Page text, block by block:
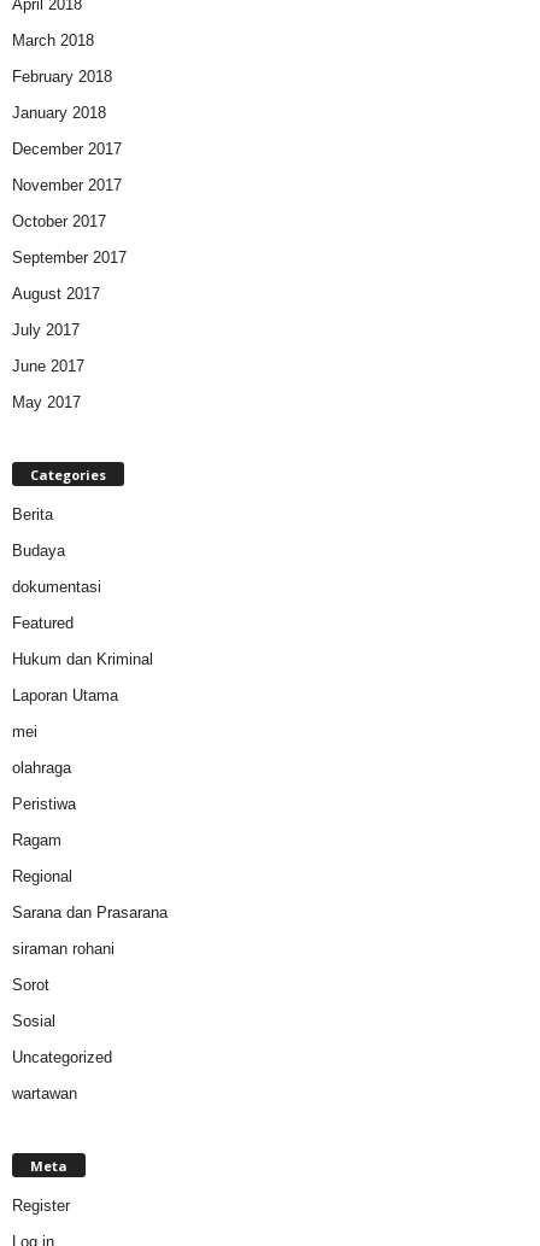
April 2018
March 2018
February 2018
January 2018
December 2017
November 2017
October 2017
September 2017
August 2017
July 2017
June 2017
May 2017
Categories
Berita
Budaya
dokumentasi
Featured
Hukum dan Kriminal
Laporan Utama
mei
olahraga
Peristiwa
Ragam
Regional
Sarana dan Prasarana
siraman rohani
Sorot
Sosial
Uncategorized
wartawan
Meta
Register
Log in